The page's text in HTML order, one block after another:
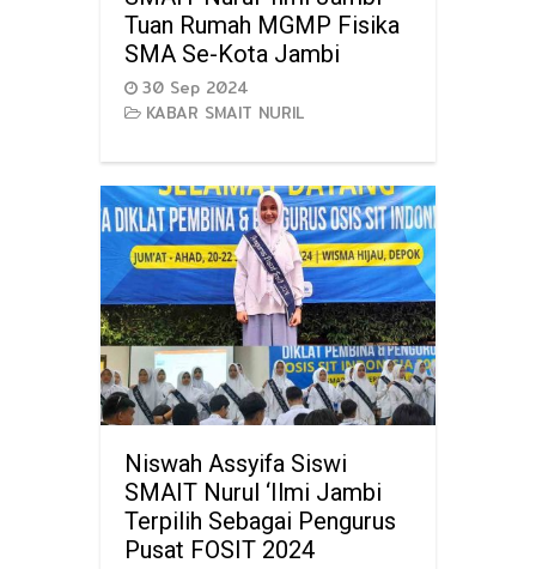
Tuan Rumah MGMP Fisika
SMA Se-Kota Jambi
30 Sep 2024
KABAR SMAIT NURIL
Niswah Assyifa Siswi
SMAIT Nurul ‘Ilmi Jambi
Terpilih Sebagai Pengurus
Pusat FOSIT 2024